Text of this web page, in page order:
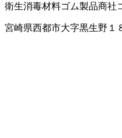
衛生消毒材料ゴム製品商社
宮崎県西都市大字黒生野１